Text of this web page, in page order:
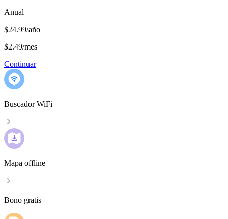
Anual
$24.99/año
$2.49/mes
Continuar
Buscador WiFi
Mapa offline
Bono gratis